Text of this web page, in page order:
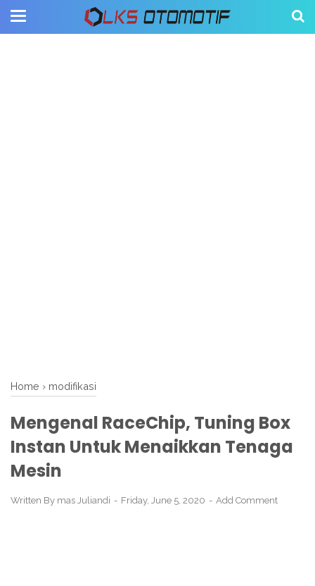
Home › modifikasi
Mengenal RaceChip, Tuning Box
Instan Untuk Menaikkan Tenaga
Mesin
Written By mas Juliandi Friday, June 5, 2020 Add Comment